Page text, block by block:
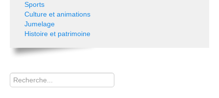
Sports
Culture et animations
Jumelage
Histoire et patrimoine
Rechercher